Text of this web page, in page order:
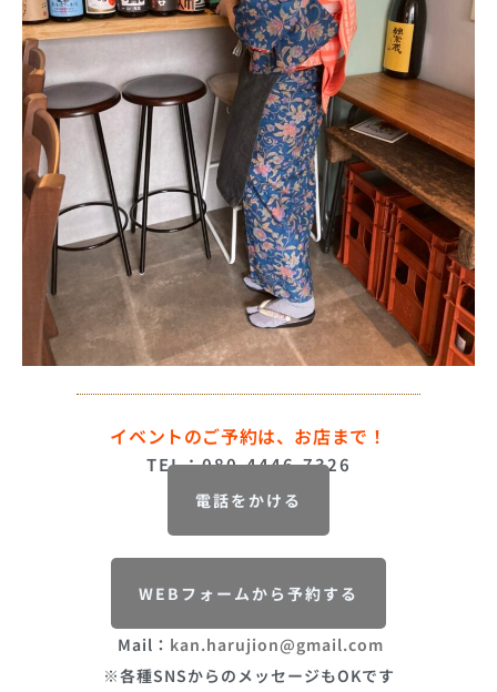
イベントのご予約は、お店まで！
TEL：080-4446-7326
電話をかける
WEBフォームから予約する
Mail： kan.harujion@gmail.com
※各種SNSからのメッセージもOKです